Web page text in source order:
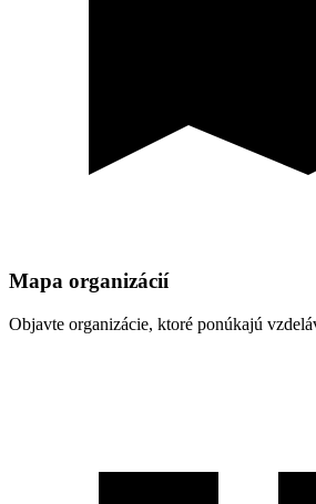
Mapa organizácií
Objavte organizácie, ktoré ponúkajú